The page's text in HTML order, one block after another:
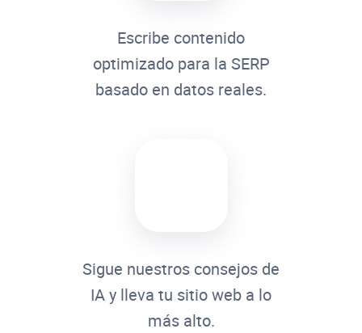
Escribe contenido
optimizado para la SERP
basado en datos reales.
Sigue nuestros consejos de
IA y lleva tu sitio web a lo
más alto.